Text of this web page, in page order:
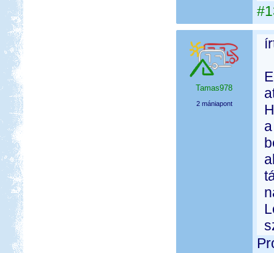
Tamas978
2 mániapont